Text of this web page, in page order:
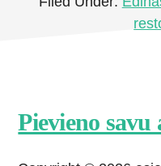
Footer
Pievieno savu